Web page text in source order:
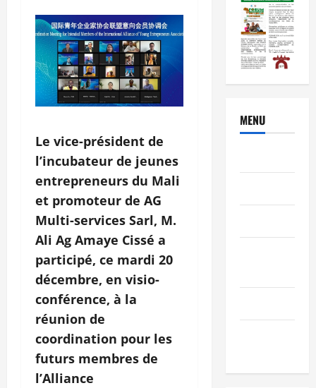
Le vice-président de
l’incubateur de jeunes
entrepreneurs du Mali
et promoteur de AG
Multi-services Sarl, M.
Ali Ag Amaye Cissé a
participé, ce mardi 20
décembre, en visio-
conférence, à la
réunion de
coordination pour les
futurs membres de
l’Alliance
MENU